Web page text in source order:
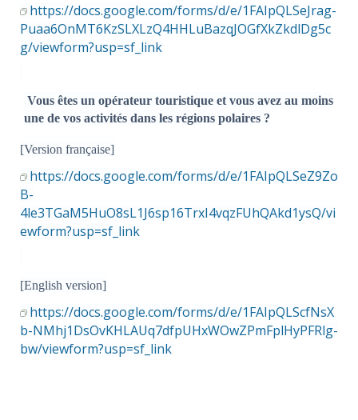
https://docs.google.com/forms/d/e/1FAIpQLSeJrag-
Puaa6OnMT6KzSLXLzQ4HHLuBazqJOGfXkZkdlDg5c
g/viewform?usp=sf_link
Vous êtes un opérateur touristique et vous avez au moins
une de vos activités dans les régions polaires ?
[Version française]
https://docs.google.com/forms/d/e/1FAIpQLSeZ9Zo
B-
4le3TGaM5HuO8sL1J6sp16TrxI4vqzFUhQAkd1ysQ/vi
ewform?usp=sf_link
[English version]
https://docs.google.com/forms/d/e/1FAIpQLScfNsX
b-NMhj1DsOvKHLAUq7dfpUHxWOwZPmFplHyPFRlg-
bw/viewform?usp=sf_link